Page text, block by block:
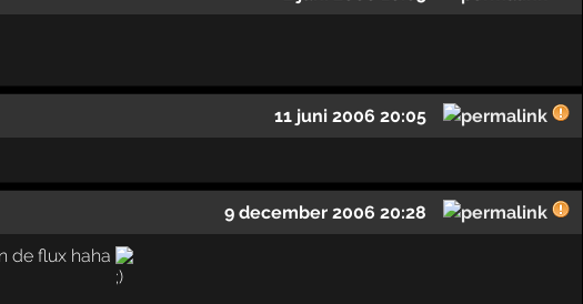
11 juni 2006 20:05
9 december 2006 20:28
de flux haha